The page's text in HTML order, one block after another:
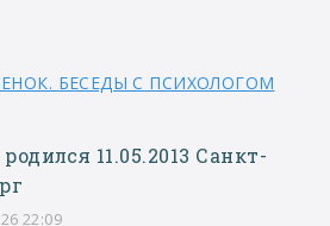
БЕСЕДЫ С ПСИХОЛОГОМ
11.05.2013 Санкт-
22:09